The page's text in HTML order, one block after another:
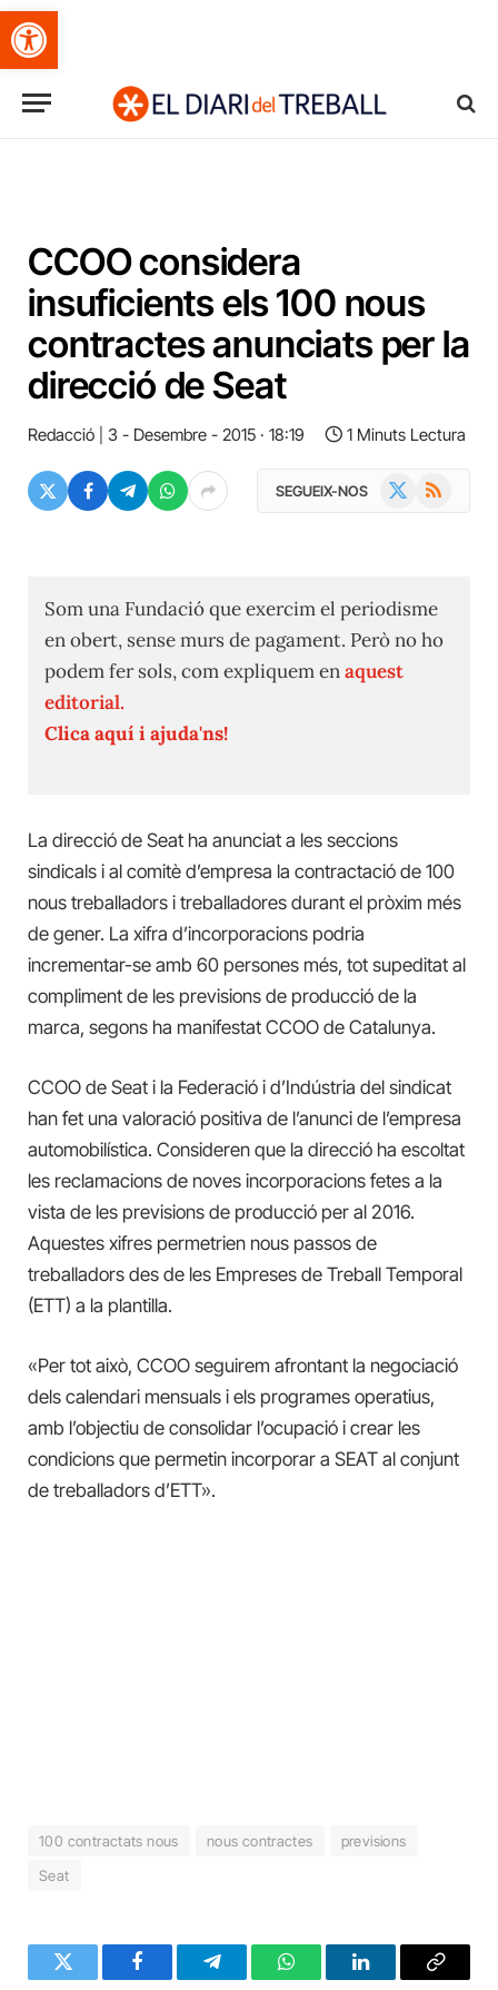
Obre la barra d'eines
CCOO considera
insuficients els 100 nous
contractes anunciats per la
direcció de Seat
Redacció 3 - Desembre - 2015 · 18:19 1 Minuts Lectura
SEGUEIX-NOS RSS
Som una Fundació que exercim el periodisme
en obert, sense murs de pagament. Però no ho
podem fer sols, com expliquem enaquest
editorial.
Clica aquí i ajuda'ns!
La direcció de Seat ha anunciat a les seccions
sindicals i al comitè d’empresa la contractació de 100
nous treballadors i treballadores durant el pròxim més
de gener. La xifra d’incorporacions podria
incrementar-se amb 60 persones més, tot supeditat al
compliment de les previsions de producció de la
marca, segons ha manifestat CCOO de Catalunya.
CCOO de Seat i la Federació i d’Indústria del sindicat
han fet una valoració positiva de l’anunci de l’empresa
automobilística. Consideren que la direcció ha escoltat
les reclamacions de noves incorporacions fetes a la
vista de les previsions de producció per al 2016.
Aquestes xifres permetrien nous passos de
treballadors des de les Empreses de Treball Temporal
(ETT) a la plantilla.
«Per tot això, CCOO seguirem afrontant la negociació
dels calendari mensuals i els programes operatius,
amb l’objectiu de consolidar l’ocupació i crear les
condicions que permetin incorporar a SEAT al conjunt
de treballadors d’ETT».
100 contractats nous nous contractes
previsions
Seat
Twitter FacebookTelegramWhatsAppLinkedInCopy